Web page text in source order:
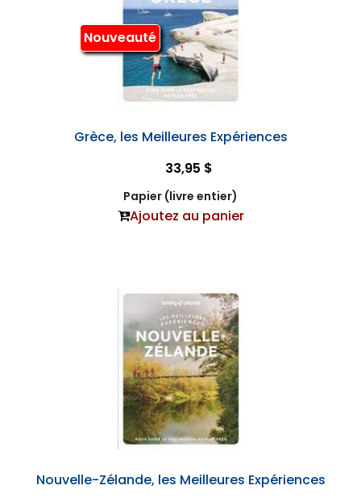
Nouveauté
Grèce, les Meilleures Expériences
33,95 $
Papier (livre entier)
Ajoutez au panier
Nouvelle-Zélande, les Meilleures Expériences